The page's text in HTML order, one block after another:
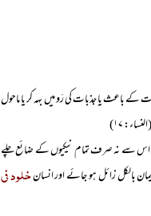
باعث یا جذبات کی رَو میں بہہ کر یا ماحول
۱۷)
تو اس سے نہ صرف تمام نیکیوں کے ضائع چلے
بالکل زائل ہو جائے اور انسانخلود فی